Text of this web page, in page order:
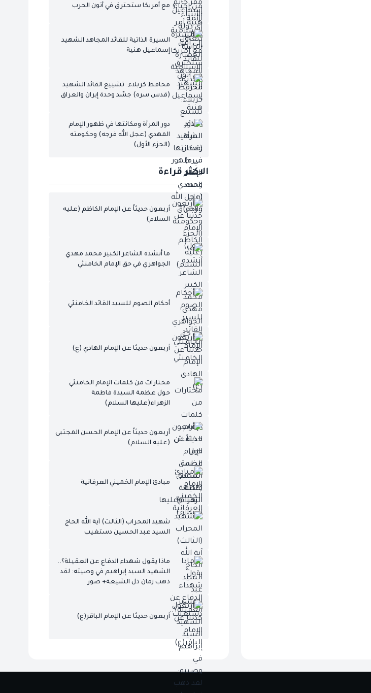
مع أمريكا ستحترق في أتون الحرب
السيرة الذاتية للقائد المجاهد الشهيد
إسماعيل هنية
محافظ كربلاء: تشييع القائد الشهيد
(قدس سره) جسّد وحدة إيران والعراق
دور المرأة ومكانتها في ظهور الإمام
المهدي (عجل الله فرجه) وحكومته
(الجزء الأول)
الاكثر قراءة
أربعون حديثاً عن الإمام الكاظم (عليه
السلام)
ما أنشده الشاعر الكبير محمد مهدي
الجواهري في حق الإمام الخامنئي
أحكام الصوم للسيد القائد الخامنئي
أربعون حديثا عن الإمام الهادي (ع)
مختارات من كلمات الإمام الخامنئي
حول عظمة السيدة فاطمة
الزهراء(عليها السلام)
أربعون حديثاً عن الإمام الحسن المجتبى
(عليه السلام)
مبادئ الإمام الخميني العرفانية
شهيد المحراب (الثالث) آية الله الحاج
السيد عبد الحسين دستغيب
ماذا يقول شهداء الدفاع عن العقيلة؟..
الشهيد السيد إبراهيم في وصيته: لقد
ذهب زمان ذل الشيعة+ صور
أربعون حديثا عن الإمام الباقر(ع)